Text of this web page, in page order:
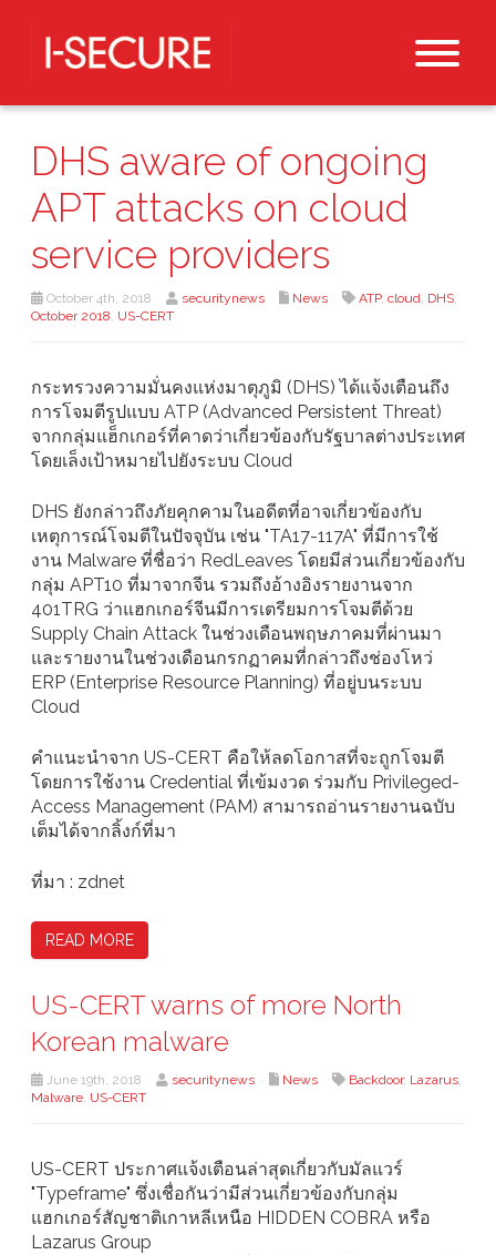
DHS aware of ongoing
APT attacks on cloud
service providers
October 4th, 2018 securitynews News ATP, cloud, DHS,
October 2018, US-CERT
กระทรวงความมั่นคงแห่งมาตุภูมิ (DHS) ได้แจ้งเตือนถึง
การโจมตีรูปแบบ ATP (Advanced Persistent Threat)
จากกลุ่มแฮ็กเกอร์ที่คาดว่าเกี่ยวข้องกับรัฐบาลต่างประเทศ
โดยเล็งเป้าหมายไปยังระบบ Cloud
DHS ยังกล่าวถึงภัยคุกคามในอดีตที่อาจเกี่ยวข้องกับ
เหตุการณ์โจมตีในปัจจุบัน เช่น "TA17-117A" ที่มีการใช้
งาน Malware ที่ชื่อว่า RedLeaves โดยมีส่วนเกี่ยวข้องกับ
กลุ่ม APT10 ที่มาจากจีน รวมถึงอ้างอิงรายงานจาก
401TRG ว่าแฮกเกอร์จีนมีการเตรียมการโจมตีด้วย
Supply Chain Attack ในช่วงเดือนพฤษภาคมที่ผ่านมา
และรายงานในช่วงเดือนกรกฏาคมที่กล่าวถึงช่องโหว่
ERP (Enterprise Resource Planning) ที่อยู่บนระบบ
Cloud
คำแนะนำจาก US-CERT คือให้ลดโอกาสที่จะถูกโจมตี
โดยการใช้งาน Credential ที่เข้มงวด ร่วมกับ Privileged-
Access Management (PAM) สามารถอ่านรายงานฉบับ
เต็มได้จากลิ้งก์ที่มา
ที่มา : zdnet
READ MORE
US-CERT warns of more North
Korean malware
June 19th, 2018 securitynews News Backdoor, Lazarus,
Malware, US-CERT
US-CERT ประกาศแจ้งเตือนล่าสุดเกี่ยวกับมัลแวร์
"Typeframe" ซึ่งเชื่อกันว่ามีส่วนเกี่ยวข้องกับกลุ่ม
แฮกเกอร์สัญชาติเกาหลีเหนือ HIDDEN COBRA หรือ
Lazarus Group